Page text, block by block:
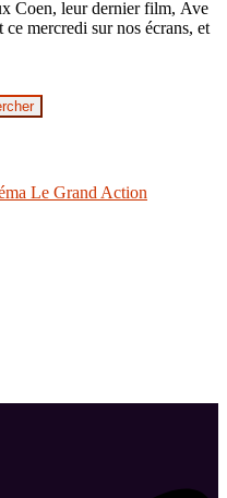
Coen, leur dernier film, Ave
mercredi sur nos écrans, et
Le Grand Action